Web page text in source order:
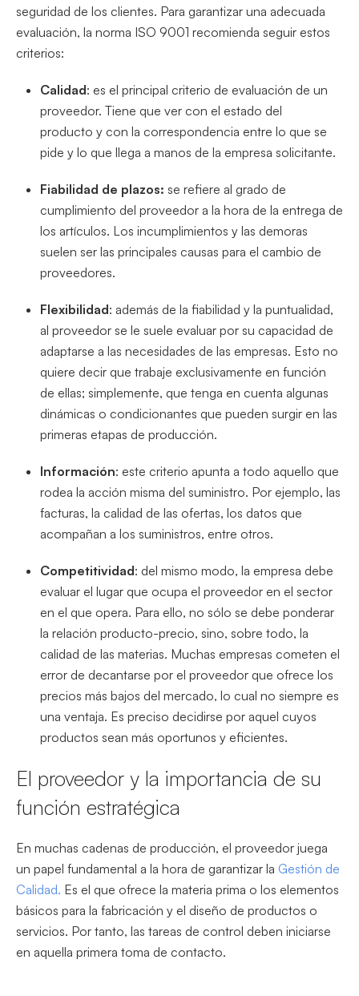
seguridad de los clientes. Para garantizar una adecuada
evaluación, la norma ISO 9001 recomienda seguir estos
criterios:
Calidad: es el principal criterio de evaluación de un
proveedor. Tiene que ver con el estado del
producto y con la correspondencia entre lo que se
pide y lo que llega a manos de la empresa solicitante.
Fiabilidad de plazos: se refiere al grado de
cumplimiento del proveedor a la hora de la entrega de
los artículos. Los incumplimientos y las demoras
suelen ser las principales causas para el cambio de
proveedores.
Flexibilidad: además de la fiabilidad y la puntualidad,
al proveedor se le suele evaluar por su capacidad de
adaptarse a las necesidades de las empresas. Esto no
quiere decir que trabaje exclusivamente en función
de ellas; simplemente, que tenga en cuenta algunas
dinámicas o condicionantes que pueden surgir en las
primeras etapas de producción.
Información: este criterio apunta a todo aquello que
rodea la acción misma del suministro. Por ejemplo, las
facturas, la calidad de las ofertas, los datos que
acompañan a los suministros, entre otros.
Competitividad: del mismo modo, la empresa debe
evaluar el lugar que ocupa el proveedor en el sector
en el que opera. Para ello, no sólo se debe ponderar
la relación producto-precio, sino, sobre todo, la
calidad de las materias. Muchas empresas cometen el
error de decantarse por el proveedor que ofrece los
precios más bajos del mercado, lo cual no siempre es
una ventaja. Es preciso decidirse por aquel cuyos
productos sean más oportunos y eficientes.
El proveedor y la importancia de su
función estratégica
En muchas cadenas de producción, el proveedor juega
un papel fundamental a la hora de garantizar la Gestión de
Calidad. Es el que ofrece la materia prima o los elementos
básicos para la fabricación y el diseño de productos o
servicios. Por tanto, las tareas de control deben iniciarse
en aquella primera toma de contacto.